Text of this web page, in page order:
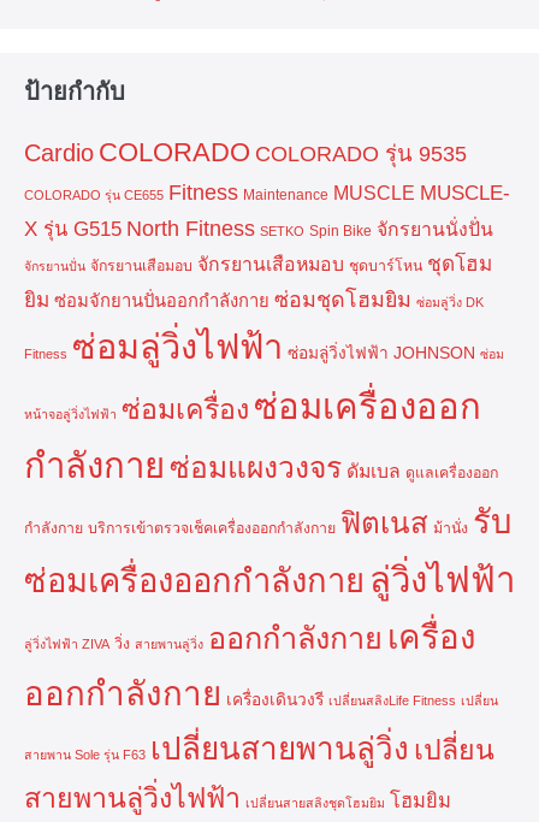
ป้ายกำกับ
Cardio COLORADO COLORADO รุ่น 9535
COLORADO รุ่น CE655 Fitness Maintenance MUSCLE MUSCLE-
X รุ่น G515 North Fitness SETKO Spin Bike จักรยานนั่งปั่น
จักรยานปั่น จักรยานเสือมอบ จักรยานเสือหมอบ ชุดบาร์โหน ชุดโฮม
ยิม ซ่อมจักยานปั่นออกกำลังกาย ซ่อมชุดโฮมยิม ซ่อมลู่วิ่ง DK
Fitness ซ่อมลู่วิ่งไฟฟ้า ซ่อมลู่วิ่งไฟฟ้า JOHNSON ซ่อม
หน้าจอลู่วิ่งไฟฟ้า ซ่อมเครื่อง ซ่อมเครื่องออก
กำลังกาย ซ่อมแผงวงจร ดัมเบล ดูแลเครื่องออก
กำลังกาย บริการเข้าตรวจเช็คเครื่องออกกำลังกาย ฟิตเนส ม้านั่ง รับ
ซ่อมเครื่องออกกำลังกาย ลู่วิ่งไฟฟ้า
ลู่วิ่งไฟฟ้า ZIVA วิ่ง สายพานลู่วิ่ง ออกกำลังกาย เครื่อง
ออกกำลังกาย เครื่องเดินวงรี เปลี่ยนสลิงLife Fitness เปลี่ยน
สายพาน Sole รุ่น F63 เปลี่ยนสายพานลู่วิ่ง เปลี่ยน
สายพานลู่วิ่งไฟฟ้า เปลี่ยนสายสลิงชุดโฮมยิม โฮมยิม